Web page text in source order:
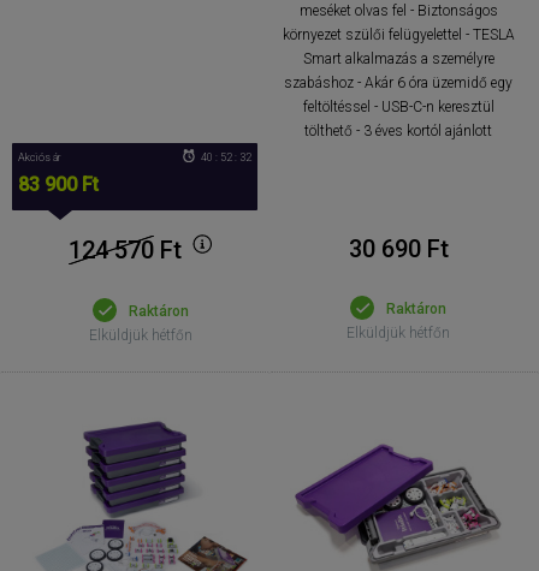
Akciós ár
83 900 Ft
40 : 52 : 31
124 570 Ft
Raktáron
Elküldjük hétfőn
meséket olvas fel - Biztonságos
környezet szülői felügyelettel - TESLA
Smart alkalmazás a személyre
szabáshoz - Akár 6 óra üzemidő egy
feltöltéssel - USB-C-n keresztül
tölthető - 3 éves kortól ajánlott
30 690 Ft
Raktáron
Elküldjük hétfőn